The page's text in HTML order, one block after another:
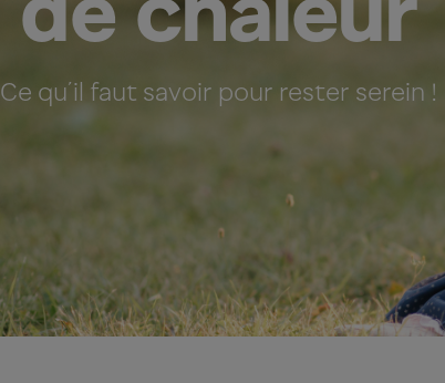
Ce qu’il faut savoir pour rester serein !